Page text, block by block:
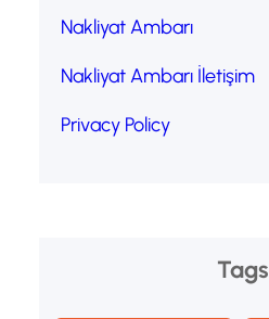
Nakliyat Ambarı
Nakliyat Ambarı İletişim
Privacy Policy
Tags